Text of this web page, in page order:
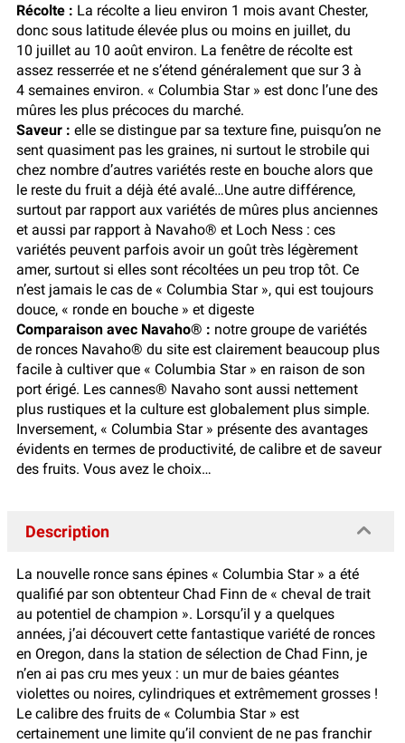
Récolte : La récolte a lieu environ 1 mois avant Chester,
donc sous latitude élevée plus ou moins en juillet, du
10 juillet au 10 août environ. La fenêtre de récolte est
assez resserrée et ne s’étend généralement que sur 3 à
4 semaines environ. « Columbia Star » est donc l’une des
mûres les plus précoces du marché.
Saveur : elle se distingue par sa texture fine, puisqu’on ne
sent quasiment pas les graines, ni surtout le strobile qui
chez nombre d’autres variétés reste en bouche alors que
le reste du fruit a déjà été avalé…Une autre différence,
surtout par rapport aux variétés de mûres plus anciennes
et aussi par rapport à Navaho® et Loch Ness : ces
variétés peuvent parfois avoir un goût très légèrement
amer, surtout si elles sont récoltées un peu trop tôt. Ce
n’est jamais le cas de « Columbia Star », qui est toujours
douce, « ronde en bouche » et digeste
Comparaison avec Navaho® : notre groupe de variétés
de ronces Navaho® du site est clairement beaucoup plus
facile à cultiver que « Columbia Star » en raison de son
port érigé. Les cannes® Navaho sont aussi nettement
plus rustiques et la culture est globalement plus simple.
Inversement, « Columbia Star » présente des avantages
évidents en termes de productivité, de calibre et de saveur
des fruits. Vous avez le choix…
Description
La nouvelle ronce sans épines « Columbia Star » a été
qualifié par son obtenteur Chad Finn de « cheval de trait
au potentiel de champion ». Lorsqu’il y a quelques
années, j’ai découvert cette fantastique variété de ronces
en Oregon, dans la station de sélection de Chad Finn, je
n’en ai pas cru mes yeux : un mur de baies géantes
violettes ou noires, cylindriques et extrêmement grosses !
Le calibre des fruits de « Columbia Star » est
certainement une limite qu’il convient de ne pas franchir